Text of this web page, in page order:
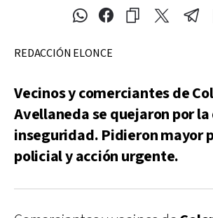
REDACCIÓN ELONCE
Vecinos y comerciantes de
Avellaneda se quejaron por
inseguridad. Pidieron mayor
policial y acción urgente.